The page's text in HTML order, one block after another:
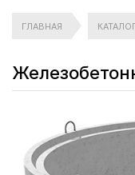
ГЛАВНАЯ